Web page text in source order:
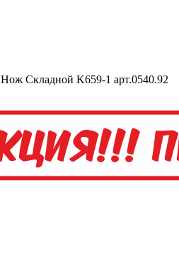
Нож Складной K659-1 арт.0540.92